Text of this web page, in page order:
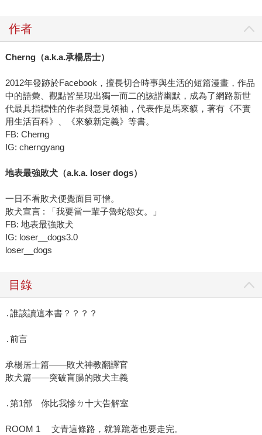
作者
Cherng（a.k.a.承楊居士）
2012年發跡於Facebook，擅長切合時事與生活的短篇漫畫，作品
中的語彙、觀點皆呈現出獨一而二的詼諧幽默，成為了網路新世
代最具指標性的作者與意見領袖，代表作是馬來貘，著有《不實
用生活百科》、《來貘新定義》等書。
FB: Cherng
IG: cherngyang
地表最強敗犬（a.k.a. loser dogs）
一日不看敗犬便覺面目可憎。
敗犬宣言 : 「我要當一輩子魯蛇怨女。」
FB: 地表最強敗犬
IG: loser__dogs3.0
loser__dogs
目錄
․誰該讀這本書？？？？
․前言
承楊居士篇——敗犬神教翻譯官
敗犬篇——突破盲腸的敗犬主義
․第1部 你比我慘ㄉ十大告解室
ROOM 1 文青這條路，就算跪著也要走完。